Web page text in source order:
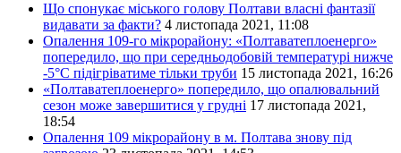
Що спонукає міського голову Полтави власні фантазії
видавати за факти? 4 листопада 2021, 11:08
Опалення 109-го мікрорайону: «Полтаватеплоенерго»
попередило, що при середньодобовій температурі нижче
-5°C підігріватиме тільки труби 15 листопада 2021, 16:26
«Полтаватеплоенерго» попередило, що опалювальний
сезон може завершитися у грудні 17 листопада 2021,
18:54
Опалення 109 мікрорайону в м. Полтава знову під